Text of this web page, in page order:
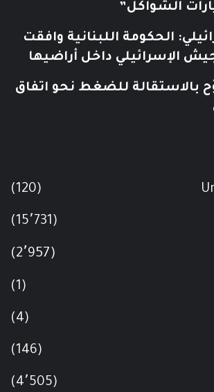
الشواكل”
الحكومة اللبنانية وافقت
الإسرائيلي داخل أراضيها
بالاستقالة للضغط نحو اتفاق
(120)
(15٬731)
(2٬957)
(1)
(4)
(146)
(4٬505)